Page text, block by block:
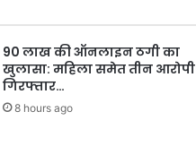
90 लाख की ऑनलाइन ठगी का
खुलासा: महिला समेत तीन आरोपी
गिरफ्तार…
8 hours ago